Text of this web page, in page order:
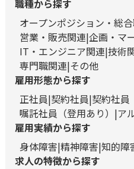
職種から探す
オープンポジション・総
営業・販売関連 企画・マ
IT・エンジニア関連 技術
専門職関連 その他
雇用形態から探す
正社員 契約社員 契約社員
嘱託社員（登用あり）
ア
雇用実績から探す
身体障害 精神障害 知的障
求人の特徴から探す